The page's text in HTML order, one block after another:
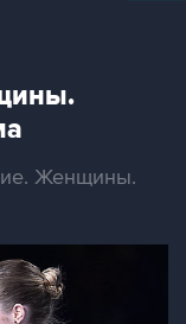
Женщины.